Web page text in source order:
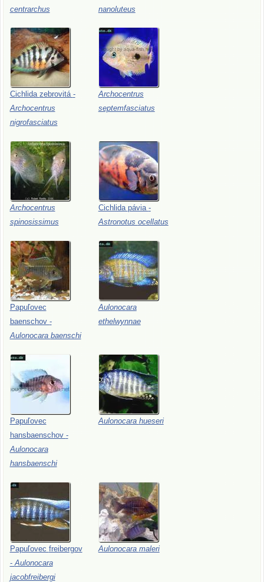
centrarchus
nanoluteus
Cichlida zebrovitá -
Archocentrus
nigrofasciatus
Archocentrus
septemfasciatus
Archocentrus
spinosissimus
Cichlida pávia -
Astronotus ocellatus
Papuľovec
baenschov -
Aulonocara baenschi
Aulonocara
ethelwynnae
Papuľovec
hansbaenschov -
Aulonocara
hansbaenschi
Aulonocara hueseri
Papuľovec freibergov
- Aulonocara
jacobfreibergi
Aulonocara maleri